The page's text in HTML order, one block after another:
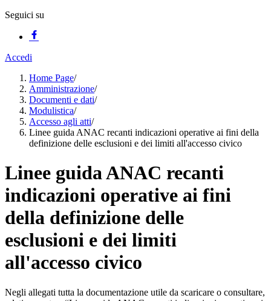
Seguici su
Accedi
Home Page/
Amministrazione/
Documenti e dati/
Modulistica/
Accesso agli atti/
Linee guida ANAC recanti indicazioni operative ai fini della
definizione delle esclusioni e dei limiti all'accesso civico
Linee guida ANAC recanti
indicazioni operative ai fini
della definizione delle
esclusioni e dei limiti
all'accesso civico
Negli allegati tutta la documentazione utile da scaricare o consultare,